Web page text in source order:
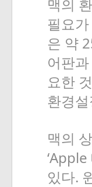
맥의
필요가
은 약
어판과
요한
환경설
맥의
‘Apple
있다.